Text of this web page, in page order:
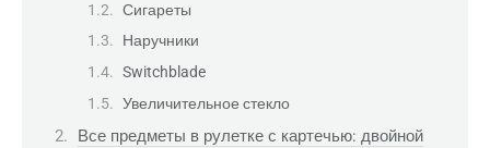
Сигареты
Наручники
Switchblade
Увеличительное стекло
Все предметы в рулетке с картечью: двойной